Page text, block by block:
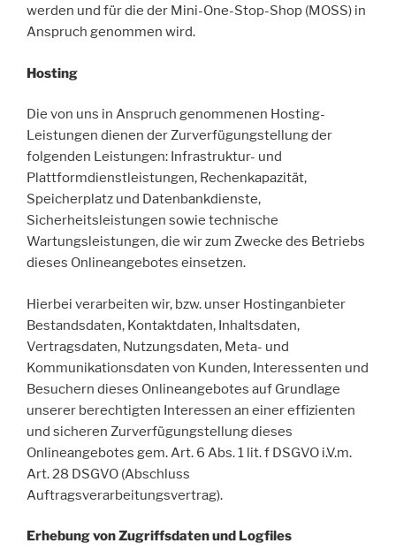
werden und für die der Mini-One-Stop-Shop (MOSS) in
Anspruch genommen wird.
Hosting
Die von uns in Anspruch genommenen Hosting-
Leistungen dienen der Zurverfügungstellung der
folgenden Leistungen: Infrastruktur- und
Plattformdienstleistungen, Rechenkapazität,
Speicherplatz und Datenbankdienste,
Sicherheitsleistungen sowie technische
Wartungsleistungen, die wir zum Zwecke des Betriebs
dieses Onlineangebotes einsetzen.
Hierbei verarbeiten wir, bzw. unser Hostinganbieter
Bestandsdaten, Kontaktdaten, Inhaltsdaten,
Vertragsdaten, Nutzungsdaten, Meta- und
Kommunikationsdaten von Kunden, Interessenten und
Besuchern dieses Onlineangebotes auf Grundlage
unserer berechtigten Interessen an einer effizienten
und sicheren Zurverfügungstellung dieses
Onlineangebotes gem. Art. 6 Abs. 1 lit. f DSGVO i.V.m.
Art. 28 DSGVO (Abschluss
Auftragsverarbeitungsvertrag).
Erhebung von Zugriffsdaten und Logfiles